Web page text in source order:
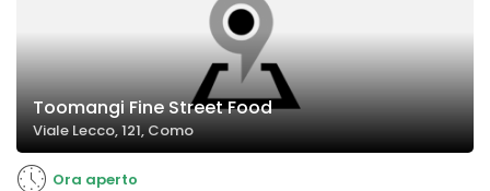
Toomangi Fine Street Food
Viale Lecco, 121, Como
Ora aperto